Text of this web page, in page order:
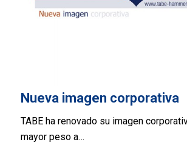
Nueva imagen corporativa
TABE ha renovado su imagen
mayor peso a…